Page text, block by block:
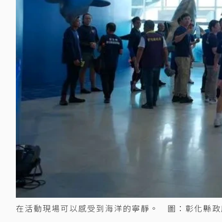
在活動現場可以感受到海洋的寧靜。 圖：彰化縣